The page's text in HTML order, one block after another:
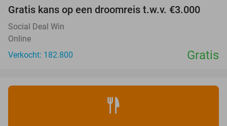
Gratis kans op een droomreis t.w.v. €3.000
Social Deal Win
Online
Verkocht: 182.800
Gratis